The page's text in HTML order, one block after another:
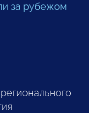
за рубежом